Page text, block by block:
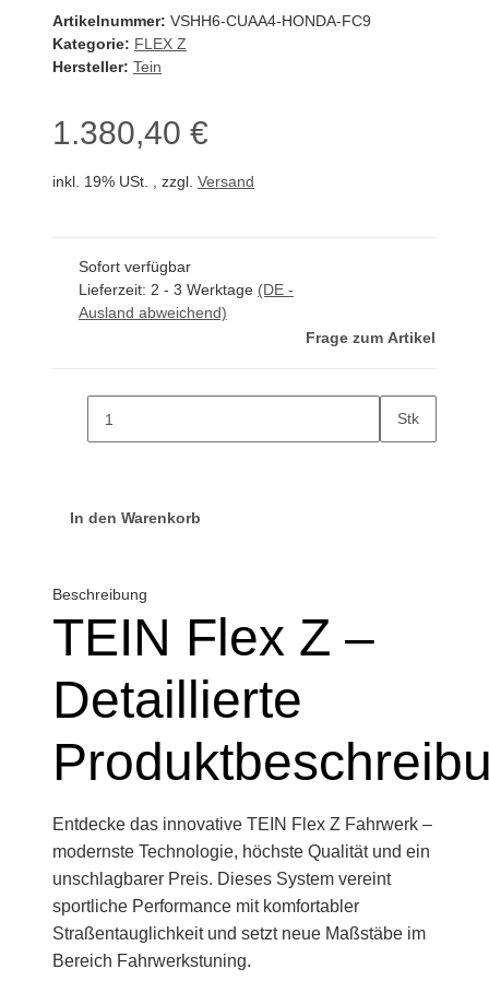
Artikelnummer: VSHH6-CUAA4-HONDA-FC9
Kategorie: FLEX Z
Hersteller: Tein
1.380,40 €
inkl. 19% USt. , zzgl. Versand
Sofort verfügbar
Lieferzeit: 2 - 3 Werktage (DE -
Ausland abweichend)
Frage zum Artikel
Stk
In den Warenkorb
Beschreibung
TEIN Flex Z –
Detaillierte
Entdecke das innovative TEIN Flex Z Fahrwerk –
modernste Technologie, höchste Qualität und ein
unschlagbarer Preis. Dieses System vereint
sportliche Performance mit komfortabler
Straßentauglichkeit und setzt neue Maßstäbe im
Bereich Fahrwerkstuning.